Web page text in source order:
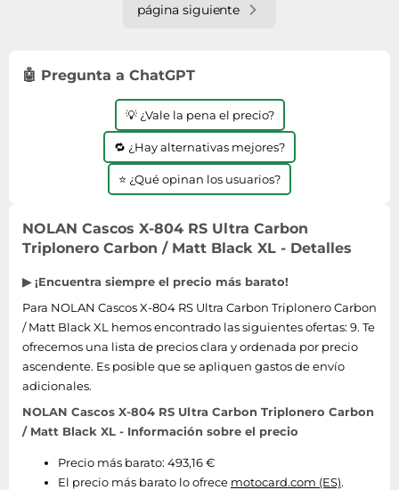
página siguiente
🤖 Pregunta a ChatGPT
💡 ¿Vale la pena el precio?
🔁 ¿Hay alternativas mejores?
⭐ ¿Qué opinan los usuarios?
NOLAN Cascos X-804 RS Ultra Carbon
Triplonero Carbon / Matt Black XL - Detalles
▶ ¡Encuentra siempre el precio más barato!
Para NOLAN Cascos X-804 RS Ultra Carbon Triplonero Carbon
/ Matt Black XL hemos encontrado las siguientes ofertas: 9. Te
ofrecemos una lista de precios clara y ordenada por precio
ascendente. Es posible que se apliquen gastos de envío
adicionales.
NOLAN Cascos X-804 RS Ultra Carbon Triplonero Carbon
/ Matt Black XL - Información sobre el precio
Precio más barato: 493,16 €
El precio más barato lo ofrece motocard.com (ES).